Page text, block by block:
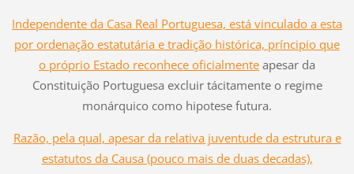
Independente da Casa Real Portuguesa, está vinculado a esta
por ordenação estatutária e tradição histórica, príncipio que
o próprio Estado reconhece oficialmente apesar da
Constituição Portuguesa excluir tácitamente o regime
monárquico como hipotese futura.
Razão, pela qual, apesar da relativa juventude da estrutura e
estatutos da Causa (pouco mais de duas decadas),